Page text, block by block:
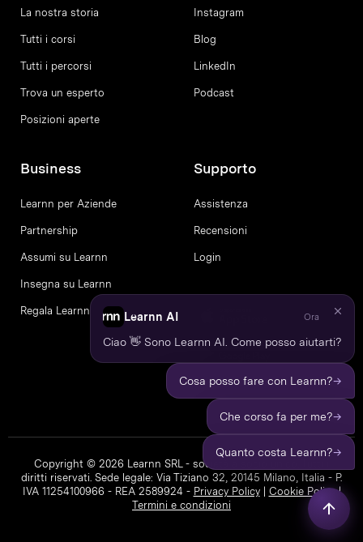
La nostra storia
Tutti i corsi
Tutti i percorsi
Trova un esperto
Posizioni aperte
Instagram
Blog
LinkedIn
Podcast
Business
Learnn per Aziende
Partnership
Assumi su Learnn
Insegna su Learnn
Regala Learnn
Supporto
Assistenza
Recensioni
Login
Copyright © 2026 Learnn SRL - società a socio unico. Tutti i
diritti riservati. Sede legale: Via Tiziano 32, 20145 Milano, Italia - P.
IVA 11254100966 - REA 2589924 - Privacy Policy| Cookie Policy|
Termini e condizioni
Learnn AI Ora
Ciao 👋 Sono Learnn AI. Come posso aiutarti?
Cosa posso fare con Learnn?→
Che corso fa per me?→
Quanto costa Learnn?→